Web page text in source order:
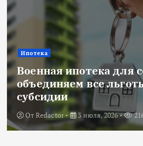
Ипотека
Военная ипотека для
объединяем все
субсидии
ОтRedactor 3 июля, 2026